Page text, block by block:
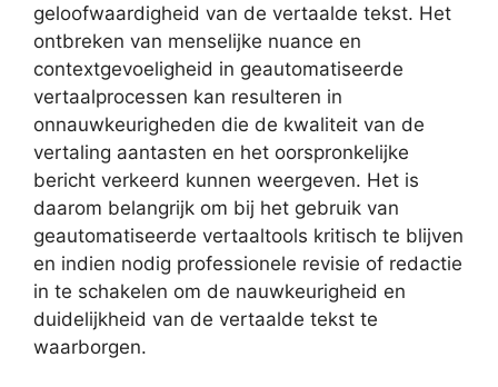
geloofwaardigheid van de vertaalde tekst. Het
ontbreken van menselijke nuance en
contextgevoeligheid in geautomatiseerde
vertaalprocessen kan resulteren in
onnauwkeurigheden die de kwaliteit van de
vertaling aantasten en het oorspronkelijke
bericht verkeerd kunnen weergeven. Het is
daarom belangrijk om bij het gebruik van
geautomatiseerde vertaaltools kritisch te blijven
en indien nodig professionele revisie of redactie
in te schakelen om de nauwkeurigheid en
duidelijkheid van de vertaalde tekst te
waarborgen.